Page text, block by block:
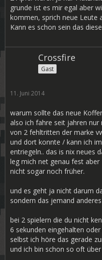
grunde ist es mir egal aber
kommen, sprich neue Leute
Kann es schon sein das
Crossfire
Gast
11. Juni 2014
warum sollte das neue
also ich fahre seit jahren nur
von 2 fehltritten der marke
und dort konnte / kann ich
entriegeln.. das is nix neues
leg mich net genau fest
nicht sogar noch früher.
und es geht ja nicht darum
sondern das jemand
bei 2 spielern die du nicht
6 sekunden eingehalten
selbst ich höre das gerade
und ich bin schon so oft